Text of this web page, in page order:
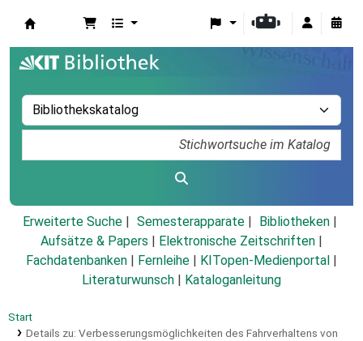
Erweiterte Suche Semesterapparate
Bibliotheken
Aufsätze & Papers
Elektronische Zeitschriften
Fachdatenbanken
Fernleihe KITopen-Medienportal
Literaturwunsch
Kataloganleitung
Start
Details zu: Verbesserungsmöglichkeiten des Fahrverhaltens von